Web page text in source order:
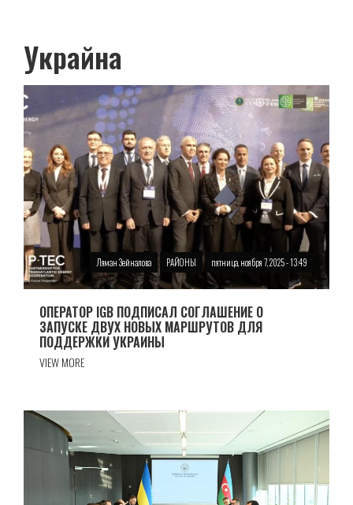
Украйна
Ляман Зейналова РАЙОНЫ пятница, ноября 7, 2025 - 13:49
ОПЕРАТОР IGB ПОДПИСАЛ СОГЛАШЕНИЕ О
ЗАПУСКЕ ДВУХ НОВЫХ МАРШРУТОВ ДЛЯ
ПОДДЕРЖКИ УКРАИНЫ
VIEW MORE